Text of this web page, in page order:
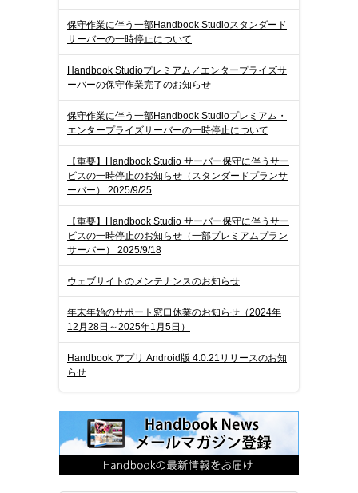
保守作業に伴う一部Handbook Studioスタンダード
サーバーの一時停止について
Handbook Studioプレミアム／エンタープライズサ
ーバーの保守作業完了のお知らせ
保守作業に伴う一部Handbook Studioプレミアム・
エンタープライズサーバーの一時停止について
【重要】Handbook Studio サーバー保守に伴うサー
ビスの一時停止のお知らせ（スタンダードプランサ
ーバー） 2025/9/25
【重要】Handbook Studio サーバー保守に伴うサー
ビスの一時停止のお知らせ（一部プレミアムプラン
サーバー） 2025/9/18
ウェブサイトのメンテナンスのお知らせ
年末年始のサポート窓口休業のお知らせ（2024年
12月28日～2025年1月5日）
Handbook アプリ Android版 4.0.21リリースのお知
らせ